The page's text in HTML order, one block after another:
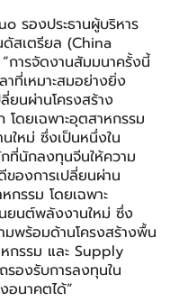
รองประธานผู้บริหาร
สเตรียล (China
การจัดงานสัมมนาครั้งนี้
าที่เหมาะสมอย่างยิ่ง
ยนผ่านโครงสร้าง
โดยเฉพาะอุตสาหกรรม
ใหม่ ซึ่งเป็นหนึ่งใน
ที่นักลงทุนจีนให้ความ
องการเปลี่ยนผ่าน
กรรม โดยเฉพาะ
ยนต์พลังงานใหม่ ซึ่ง
มพร้อมด้านโครงสร้างพื้น
กรรม และ Supply
รองรับการลงทุนใน
อนาคตได้”